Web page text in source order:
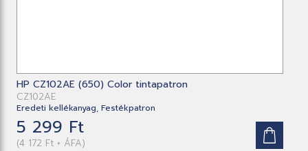
HP CZ102AE (650) Color tintapatron
CZ102AE
Eredeti kellékanyag, Festékpatron
5 299 Ft
(4 172 Ft + ÁFA)